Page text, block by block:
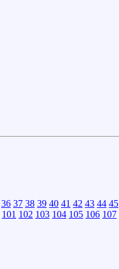
36 37 38 39 40 41 42 43 44 45
101 102 103 104 105 106 107